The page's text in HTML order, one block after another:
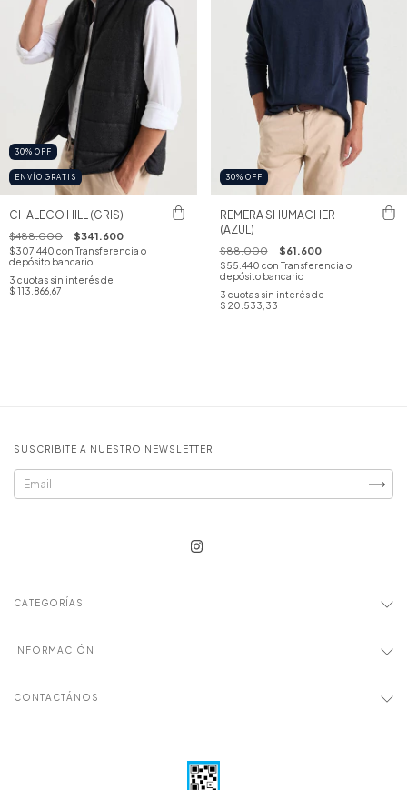
30% OFF
ENVÍO GRATIS
CHALECO HILL (GRIS)
$488.000 $341.600
$307.440 con Transferencia o
depósito bancario
3 cuotas sin interés de
$ 113.866,67
30% OFF
REMERA SHUMACHER
(AZUL)
$88.000 $61.600
$55.440 con Transferencia o
depósito bancario
3 cuotas sin interés de
$ 20.533,33
SUSCRIBITE A NUESTRO NEWSLETTER
CATEGORÍAS
INFORMACIÓN
CONTACTÁNOS